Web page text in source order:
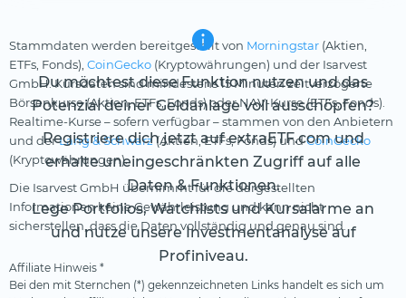
Du möchtest diese Funktion nutzen und das
Potenzial deiner Geldanlage voll ausschöpfen?
Registriere dich jetzt auf extraETF.com und
erhalte uneingeschränkten Zugriff auf alle
Daten & Funktionen.
Lege Portfolios, Watchlists und Kursalarme an
und nutze unsere Investmentanalyse auf
Profiniveau.
Stammdaten werden bereitgestellt von Morningstar (Aktien,
ETFs, Fonds), CoinGecko (Kryptowährungen) und der Isarvest
GmbH. Kursdaten sind mindestens 15 Minuten zeitverzögerte
Börsenkurse (Aktien, ETFs, Fonds) oder NAV-Kurse (ETFs, Fonds).
Realtime-Kurse – sofern verfügbar – stammen von den Anbietern
und derLang & Schwarz(Aktien, ETFs, Fonds) undCoinGecko
(Kryptowährungen).
Die Isarvest GmbH übernimmt für die dargestellten
Informationen keine Gewährleistung und kann nicht
sicherstellen, dass die Daten vollständig und genau sind.
Affiliate Hinweis *
Bei den mit Sternchen (*) gekennzeichneten Links handelt es sich um